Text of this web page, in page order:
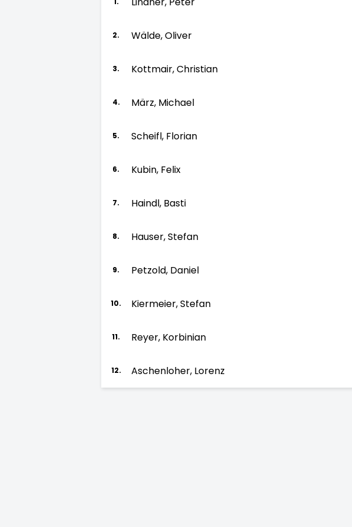
2. Wälde, Oliver
3. Kottmair, Christian
4. März, Michael
5. Scheifl, Florian
6. Kubin, Felix
7. Haindl, Basti
8. Hauser, Stefan
9. Petzold, Daniel
10. Kiermeier, Stefan
11. Reyer, Korbinian
12. Aschenloher, Lorenz